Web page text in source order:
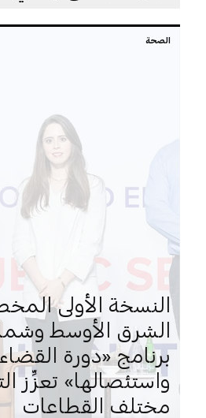
الصحة
النسخة الأولى
الشرق الأوسط
برنامج «دورة
واستئصالها» تعزِّز
مختلف القطاعات